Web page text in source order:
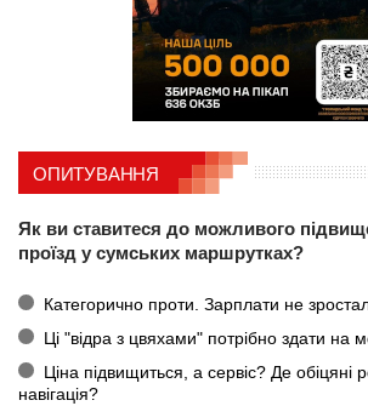
ОПИТУВАННЯ
Як ви ставитеся до можливого
проїзд у сумських маршрутках?
Категорично проти. Зарплати не
Ці "відра з цвяхами" потрібно здати на
Ціна підвищиться, а сервіс? Де обіцяні
навігація?